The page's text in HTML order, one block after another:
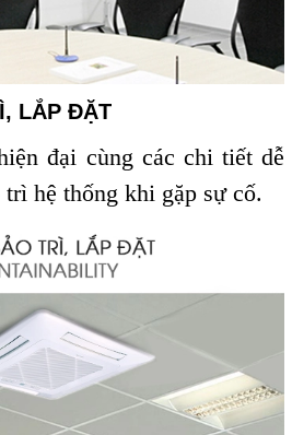
LẮP ĐẶT
đại cùng các chi tiết dễ
hệ thống khi gặp sự cố.